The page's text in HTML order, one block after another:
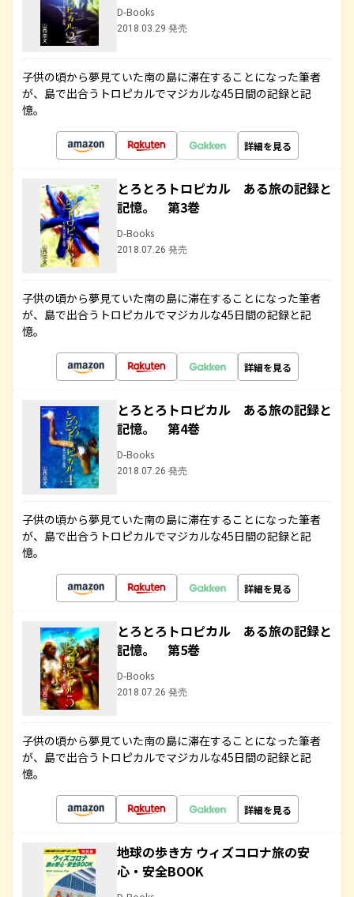
D-Books
2018.03.29 発売
子供の頃から夢見ていた南の島に滞在することになった筆者
が、島で出合うトロピカルでマジカルな45日間の記録と記
憶。
詳細を見る
とろとろトロピカル ある旅の記録と
記憶。 第3巻
D-Books
2018.07.26 発売
子供の頃から夢見ていた南の島に滞在することになった筆者
が、島で出合うトロピカルでマジカルな45日間の記録と記
憶。
詳細を見る
とろとろトロピカル ある旅の記録と
記憶。 第4巻
D-Books
2018.07.26 発売
子供の頃から夢見ていた南の島に滞在することになった筆者
が、島で出合うトロピカルでマジカルな45日間の記録と記
憶。
詳細を見る
とろとろトロピカル ある旅の記録と
記憶。 第5巻
D-Books
2018.07.26 発売
子供の頃から夢見ていた南の島に滞在することになった筆者
が、島で出合うトロピカルでマジカルな45日間の記録と記
憶。
詳細を見る
地球の歩き方 ウィズコロナ旅の安
心・安全BOOK